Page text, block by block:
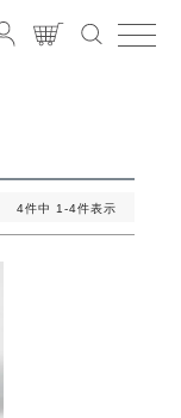
4件中 1-4件表示